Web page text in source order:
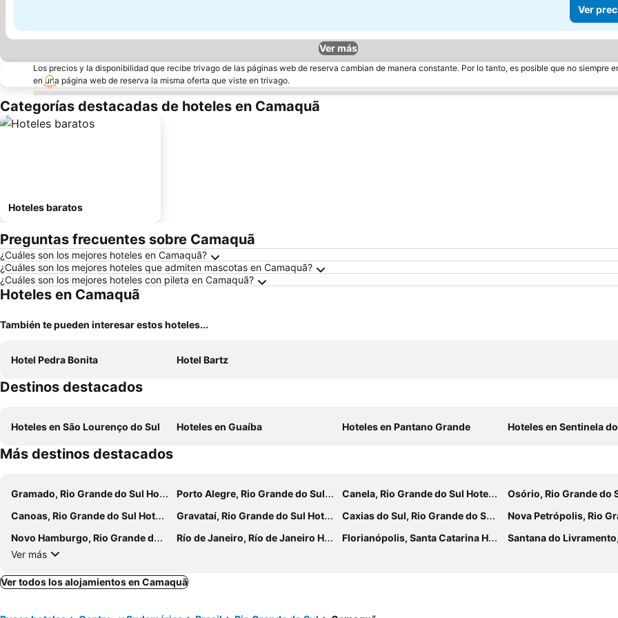
Ver
Ver más
Los precios y la disponibilidad que recibe trivago de las páginas web de reserva cambian de manera constante. Por lo tanto, es posible que no siempre
en una página web de reserva la misma oferta que viste en trivago.
Categorías destacadas de hoteles en Camaquã
Hoteles baratos
Preguntas frecuentes sobre Camaquã
¿Cuáles son los mejores hoteles en Camaquã?
¿Cuáles son los mejores hoteles que admiten mascotas en Camaquã?
¿Cuáles son los mejores hoteles con pileta en Camaquã?
Hoteles en Camaquã
También te pueden interesar estos hoteles...
Hotel Pedra Bonita Hotel Bartz
Destinos destacados
Hoteles en São Lourenço do Sul Hoteles en Guaíba Hoteles en Pantano Grande Hoteles en Sentinela
Más destinos destacados
Gramado, Rio Grande do Sul Hoteles Porto Alegre, Rio Grande do Sul Hoteles Canela, Rio Grande do Sul Hoteles
Osório, Rio Grande do
Canoas, Rio Grande do Sul Hoteles
Gravataí, Rio Grande do Sul Hoteles Caxias do Sul, Rio Grande do Sul Hoteles
Nova Petrópolis, Rio Grande do
Novo Hamburgo, Rio Grande do Sul Hoteles
Río de Janeiro, Río de Janeiro Hoteles Florianópolis, Santa Catarina Hoteles
Santana do Livramento, Rio Grande
Ver más
Ver todos los alojamientos en Camaquã